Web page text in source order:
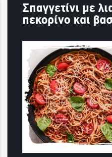
Σπαγγετίνι με
πεκορίνο και